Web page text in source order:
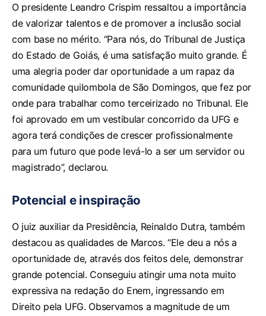
O presidente Leandro Crispim ressaltou a importância
de valorizar talentos e de promover a inclusão social
com base no mérito. “Para nós, do Tribunal de Justiça
do Estado de Goiás, é uma satisfação muito grande. É
uma alegria poder dar oportunidade a um rapaz da
comunidade quilombola de São Domingos, que fez por
onde para trabalhar como terceirizado no Tribunal. Ele
foi aprovado em um vestibular concorrido da UFG e
agora terá condições de crescer profissionalmente
para um futuro que pode levá-lo a ser um servidor ou
magistrado”, declarou.
Potencial e inspiração
O juiz auxiliar da Presidência, Reinaldo Dutra, também
destacou as qualidades de Marcos. “Ele deu a nós a
oportunidade de, através dos feitos dele, demonstrar
grande potencial. Conseguiu atingir uma nota muito
expressiva na redação do Enem, ingressando em
Direito pela UFG. Observamos a magnitude de um